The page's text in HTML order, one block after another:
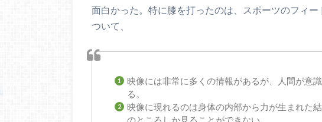
面白かった。特に膝を打ったのは、スポーツのフィ
ついて、
映像には非常に多くの情報があるが、人間が意
る。
映像に現れるのは身体の内部から力が生まれた
のところしか見ることができない。